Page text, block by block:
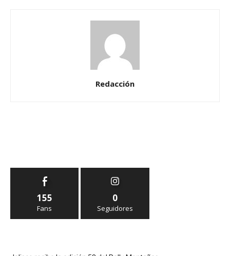
Redacción
155
Fans
0
Seguidores